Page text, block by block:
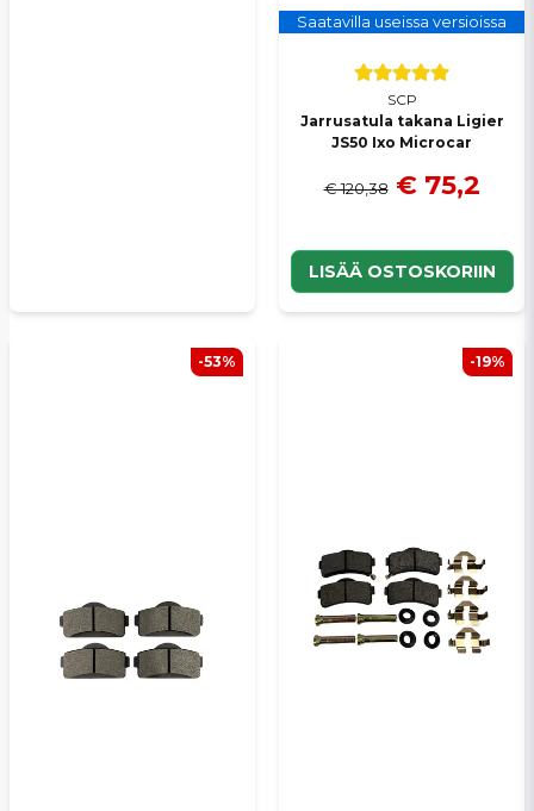
Saatavilla useissa versioissa
SCP
Jarrusatula takana Ligier
JS50 Ixo Microcar
€ 120,38 € 75,2
LISÄÄ OSTOSKORIIN
-53% -19%